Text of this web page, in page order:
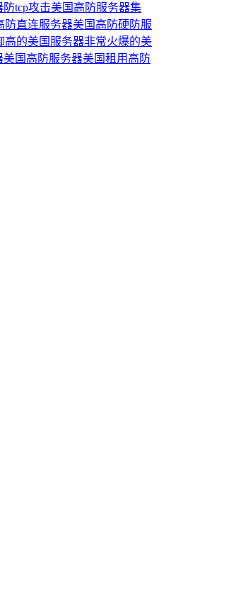
tcp攻击美国高防服务器集
防直连服务器美国高防硬防服
高的美国服务器非常火爆的美
国 高防服务器美国租用 高防